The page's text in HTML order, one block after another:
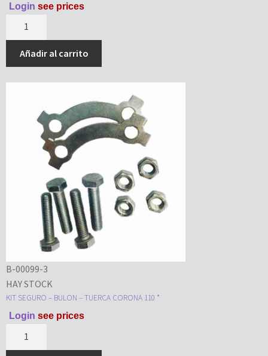
Login see prices
Añadir al carrito
B-00099-3
HAY STOCK
KIT SEGURO – BULON – TUERCA CORONA 110 *
Login see prices